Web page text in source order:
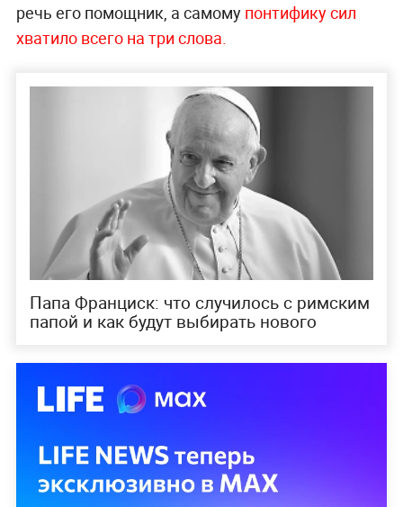
речь его помощник, а самому понтифику сил
хватило всего на три слова.
Папа Франциск: что случилось с римским
папой и как будут выбирать нового